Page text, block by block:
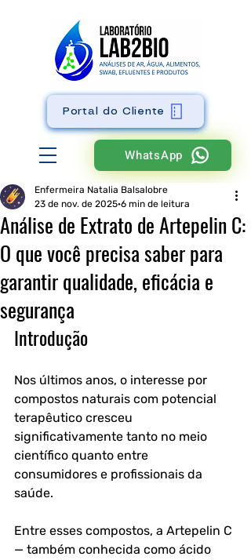
WhatsApp
Portal do Cliente
Análise de Extrato de Artepelin C:
O que você precisa saber para
garantir qualidade, eficácia e
segurança
Enfermeira Natalia Balsalobre
23 de nov. de 2025 6 min de leitura
Introdução
Nos últimos anos, o interesse por
compostos naturais com potencial
terapêutico cresceu
significativamente tanto no meio
científico quanto entre
consumidores e profissionais da
saúde.
Entre esses compostos, a Artepelin C
— também conhecida como ácido